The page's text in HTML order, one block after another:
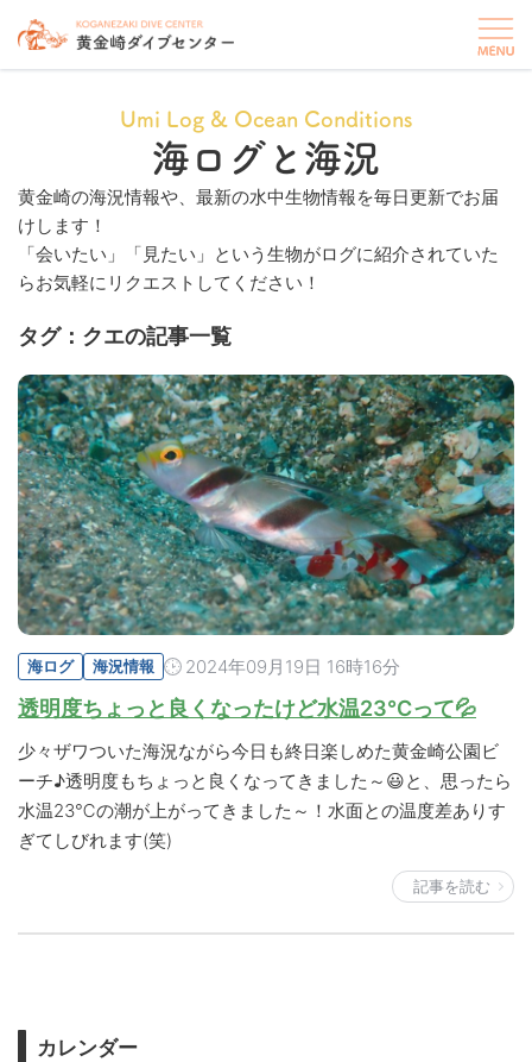
Umi Log & Ocean Conditions
海ログと海況
黄金崎の海況情報や、最新の水中生物情報を毎日更新でお届
けします！
「会いたい」「見たい」という生物がログに紹介されていた
らお気軽にリクエストしてください！
タグ：クエの記事一覧
海ログ 海況情報 2024年09月19日 16時16分
透明度ちょっと良くなったけど水温23℃って💦
少々ザワついた海況ながら今日も終日楽しめた黄金崎公園ビ
ーチ♪透明度もちょっと良くなってきました～😃と、思ったら
水温23℃の潮が上がってきました～！水面との温度差ありす
ぎてしびれます(笑)
記事を読む
カレンダー